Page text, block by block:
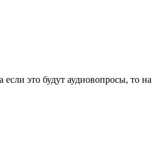
это будут аудиовопросы, то на